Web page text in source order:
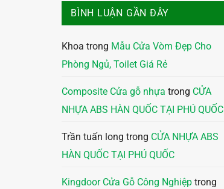
BÌNH LUẬN GẦN ĐÂY
Khoa trong Mẫu Cửa Vòm Đẹp Cho
Phòng Ngủ, Toilet Giá Rẻ
Composite Cửa gỗ nhựa trong CỬA
NHỰA ABS HÀN QUỐC TẠI PHÚ QUỐC
Trần tuấn long trong CỬA NHỰA ABS
HÀN QUỐC TẠI PHÚ QUỐC
Kingdoor Cửa Gỗ Công Nghiệp trong